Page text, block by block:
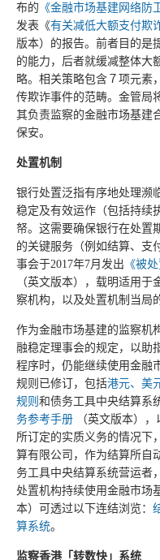
布的 《金融市场基建​​网络防
发表《有关减低大额支付欺
版本）的报告。前者目的是
的能力，后者就缓减整体大
略。相关策略包含７项元素
传欺诈事件的范畴。金管局
其负责监察的金融市场基建
保安。
处置机制
银行处置泛指有序地处理濒
稳定及有效运作（包括持续
帑。这需要确保银行在处置
的关键服务（例如结算、支
事会于2017年7月发出 《被
（英文版本），载明适用
察机构，以及处置机制当局
作为金融市场基建的监察机
融稳定理事会的规定，以助
程序时，仍能继续使用金融
规则已修订，包括港元、美
规则 和债务工具中央结算系
务参考手册 （英文版本）
所订定的实质义务的情况下
算有限公司，作为结算所自
务工具中央结算系统营运者
处置机构持续使用金融市场
本）可透过以下连结浏览：
算系统。
监察香港「转数快」系统